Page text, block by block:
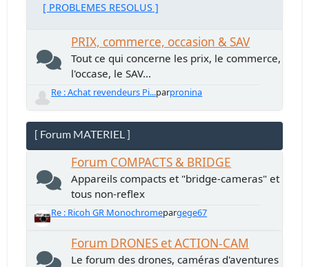
[ PROBLEMES RESOLUS ]
PRIX, commerce, occasion & SAV
Tout ce qui concerne les prix, le commerce,
l'occase, le SAV...
Re : Achat revendeurs Pi...parpronina
[ Forum MATERIEL ]
Forum COMPACTS & BRIDGE
Appareils compacts et "bridge-cameras" et
tous non-reflex
Re : Ricoh GR Monochromepargege67
Forum DRONES et ACTION-CAM
Le forum des drones, caméras d'aventures